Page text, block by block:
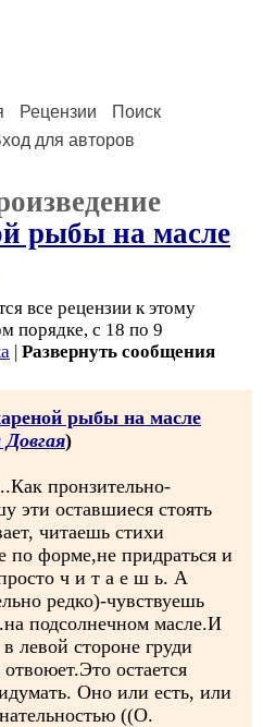
Рецензии
Поиск
для авторов
рыбы на масле
все рецензии к этому
порядке, с 18 по 9
| Развернуть сообщения
рыбы на масле
)
пронзительно-
эти оставшиеся стоять
читаешь стихи
по форме,не придраться и
ч и т а е ш ь. А
редко)-чувствуешь
подсолнечном масле.И
левой стороне груди
остается
Оно или есть, или
((О.